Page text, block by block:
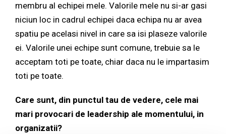
membru al echipei mele. Valorile mele nu si-ar gasi
niciun loc in cadrul echipei daca echipa nu ar avea
spatiu pe acelasi nivel in care sa isi plaseze valorile
ei. Valorile unei echipe sunt comune, trebuie sa le
acceptam toti pe toate, chiar daca nu le impartasim
toti pe toate.
Care sunt, din punctul tau de vedere, cele mai
mari provocari de leadership ale momentului, in
organizatii?